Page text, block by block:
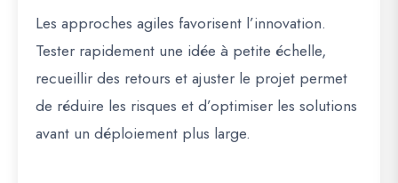
Les approches agiles favorisent l’innovation.
Tester rapidement une idée à petite échelle,
recueillir des retours et ajuster le projet permet
de réduire les risques et d’optimiser les solutions
avant un déploiement plus large.